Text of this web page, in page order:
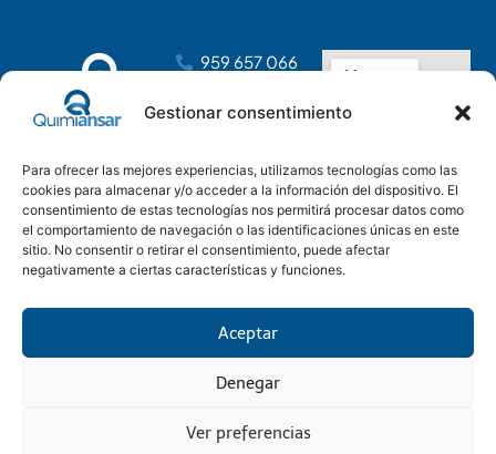
Gestionar consentimiento
Para ofrecer las mejores experiencias, utilizamos tecnologías como las
cookies para almacenar y/o acceder a la información del dispositivo. El
consentimiento de estas tecnologías nos permitirá procesar datos como
el comportamiento de navegación o las identificaciones únicas en este
sitio. No consentir o retirar el consentimiento, puede afectar
negativamente a ciertas características y funciones.
Aceptar
Denegar
Ver preferencias
959 657 066
Tartessos, C.
C, nave 14
21610 San Juan
del Puerto,
Huelva
Política Privacidad
Onutactil Soluciones Tecnológicas & Marketing Digital